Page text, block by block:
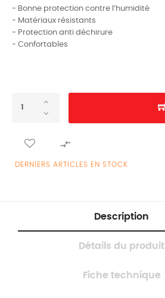
- Bonne protection contre l’humidité
- Matériaux résistants
- Protection anti déchirure
- Confortables

DERNIERS ARTICLES EN STOCK
Description
Détails du produit
Fiche technique